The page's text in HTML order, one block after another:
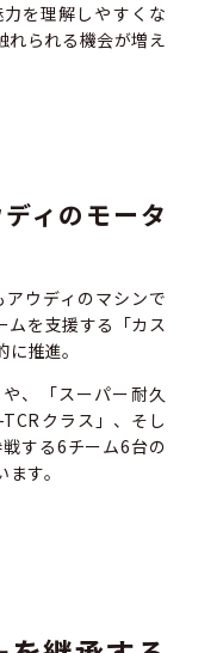
を理解しやすくな
れられる機会が増え
ィのモータ
ウディのマシンで
ムを支援する「カス
推進。
、「スーパー耐久
クラス」、そし
する6チーム6台の
す。